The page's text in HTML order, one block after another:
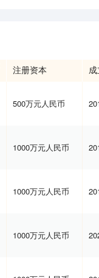
注册资本 成
500万元人民币
1000万元人民币
1000万元人民币
1000万元人民币